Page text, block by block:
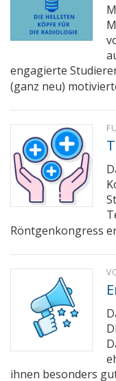
engagierte
(ganz neu)
Röntgenkongress
ihnen besonders